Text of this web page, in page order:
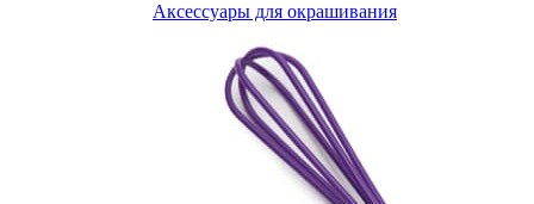
Аксессуары для окрашивания